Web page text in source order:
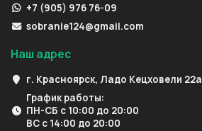
+7 (905) 976 76-09
sobranie124@gmail.com
Наш адрес
г. Красноярск, Ладо Кецховели 22а
График работы:
ПН-СБ с 10:00 до 20:00
ВС с 14:00 до 20:00